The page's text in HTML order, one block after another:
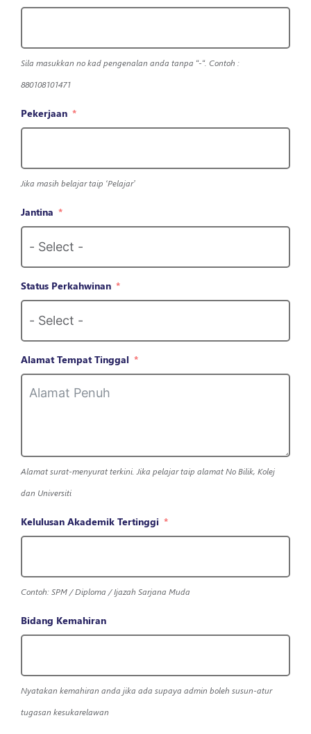
Sila masukkan no kad pengenalan anda tanpa “-“. Contoh :
880108101471
Pekerjaan
Jika masih belajar taip ‘Pelajar’
Jantina
Status Perkahwinan
Alamat Tempat Tinggal
Alamat surat-menyurat terkini. Jika pelajar taip alamat No Bilik, Kolej
dan Universiti
Kelulusan Akademik Tertinggi
Contoh: SPM / Diploma / Ijazah Sarjana Muda
Bidang Kemahiran
Nyatakan kemahiran anda jika ada supaya admin boleh susun-atur
tugasan kesukarelawan